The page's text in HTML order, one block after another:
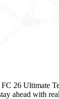
26 Ultimate
ahead with